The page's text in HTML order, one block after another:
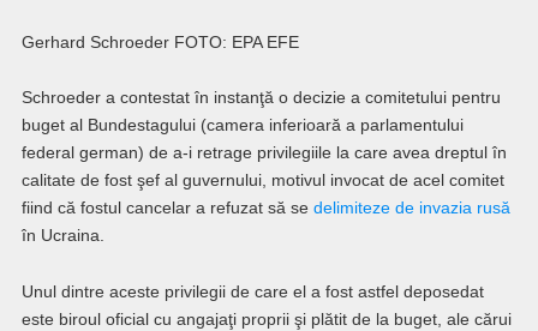
Gerhard Schroeder FOTO: EPA EFE
Schroeder a contestat în instanţă o decizie a comitetului pentru
buget al Bundestagului (camera inferioară a parlamentului
federal german) de a-i retrage privilegiile la care avea dreptul în
calitate de fost şef al guvernului, motivul invocat de acel comitet
fiind că fostul cancelar a refuzat să se delimiteze de invazia rusă
în Ucraina.
Unul dintre aceste privilegii de care el a fost astfel deposedat
este biroul oficial cu angajaţi proprii şi plătit de la buget, ale cărui